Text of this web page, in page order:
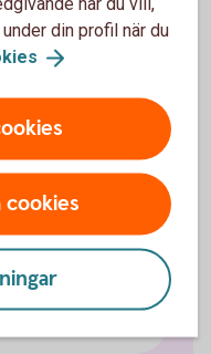
din profil när du
cookies